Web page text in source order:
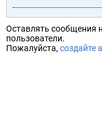
Оставлять сообщения
пользователи.
Пожалуйста, создайте